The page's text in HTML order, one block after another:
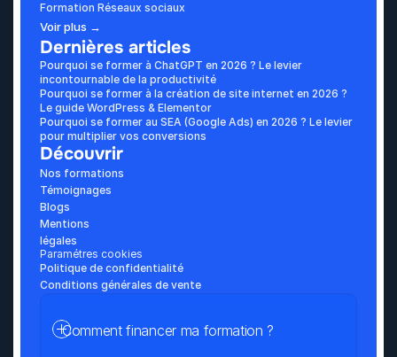
Formation Réseaux sociaux
Voir plus →
Dernières articles
Pourquoi se former à ChatGPT en 2026 ? Le levier
incontournable de la productivité
Pourquoi se former à la création de site internet en 2026 ?
Le guide WordPress & Elementor
Pourquoi se former au SEA (Google Ads) en 2026 ? Le levier
pour multiplier vos conversions
Découvrir
Nos formations
Témoignages
Blogs
Mentions
légales
Paramétres cookies
Politique de confidentialité
Conditions générales de vente
Comment financer ma formation ?